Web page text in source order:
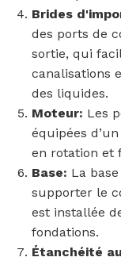
Brides
des ports de
sortie, qui
canalisations
des liquides.
Moteur: Les
équipées
en rotation et
Base: La
supporter le
est installée
fondations.
Étanchéité